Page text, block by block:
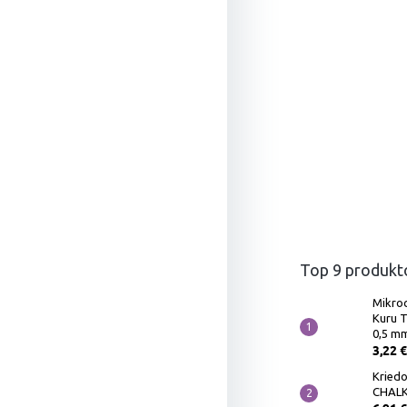
Top 9
Kuru
0,5
3,22 €